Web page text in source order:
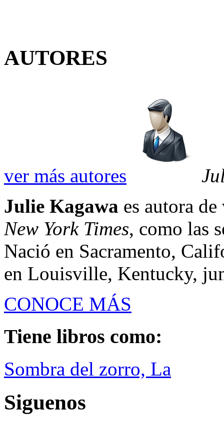
AUTORES
ver más autores
Julie Kagawa es autora
New York Times, como las
Nació en Sacramento,
en Louisville, Kentucky,
CONOCE MÁS
Tiene libros como:
Sombra del zorro, La
Siguenos